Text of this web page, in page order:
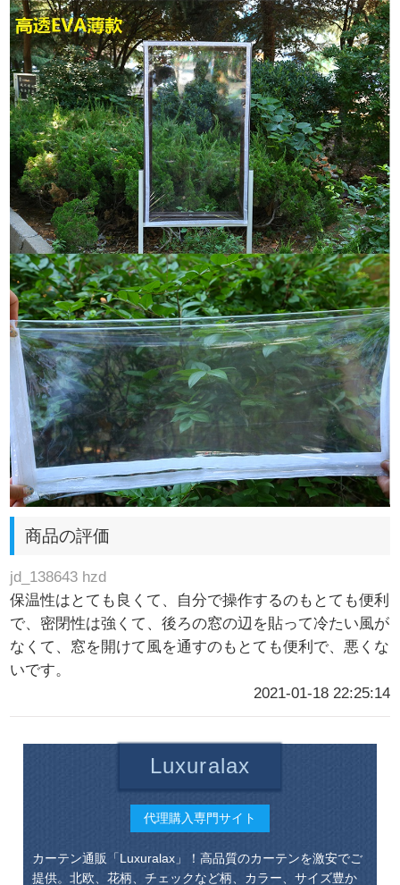
商品の評価
jd_138643 hzd
保温性はとても良くて、自分で操作するのもとても便利
で、密閉性は強くて、後ろの窓の辺を貼って冷たい風が
なくて、窓を開けて風を通すのもとても便利で、悪くな
いです。
2021-01-18 22:25:14
Luxuralax
代理購入専門サイト
カーテン通販「Luxuralax」！高品質のカーテンを激安でご
提供。北欧、花柄、チェックなど柄、カラー、サイズ豊か